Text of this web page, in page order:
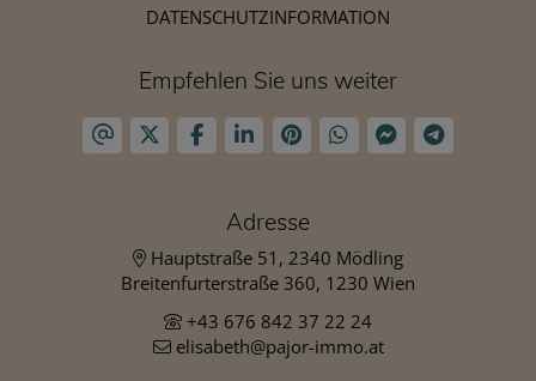
DATENSCHUTZINFORMATION
Empfehlen Sie uns weiter
Adresse
Hauptstraße 51, 2340 Mödling
Breitenfurterstraße 360, 1230 Wien
+43 676 842 37 22 24
elisabeth@pajor-immo.at